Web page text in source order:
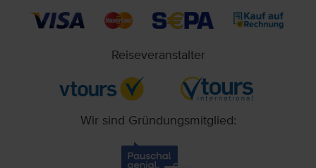
Reiseveranstalter
Wir sind Gründungsmitglied: